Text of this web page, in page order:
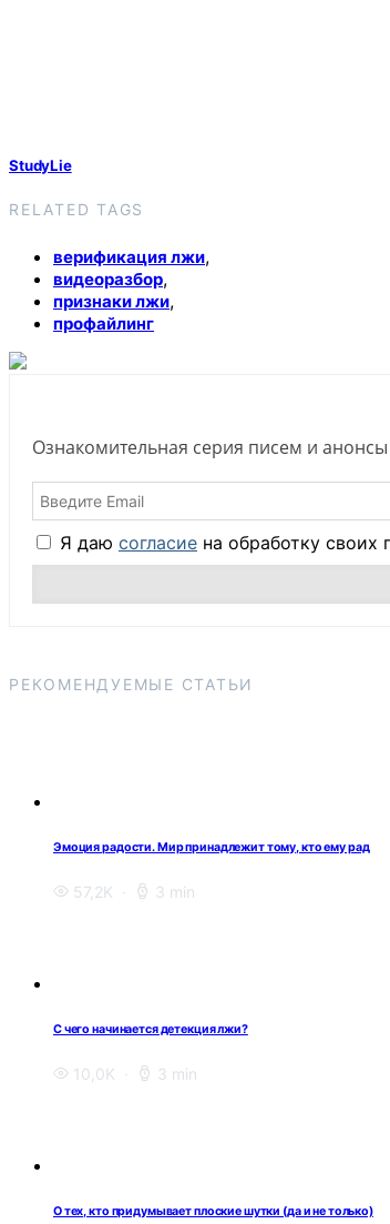
StudyLie
RELATED TAGS
верификация лжи,
видеоразбор,
признаки лжи,
профайлинг
Ознакомительная серия писем и
Я даю согласие на обработку своих
РЕКОМЕНДУЕМЫЕ СТАТЬИ
Эмоция радости. Мир принадлежит тому, кто ему рад
57,2K 3 min
С чего начинается детекция лжи?
10,0K 3 min
О тех, кто придумывает плоские шутки (да и не только)